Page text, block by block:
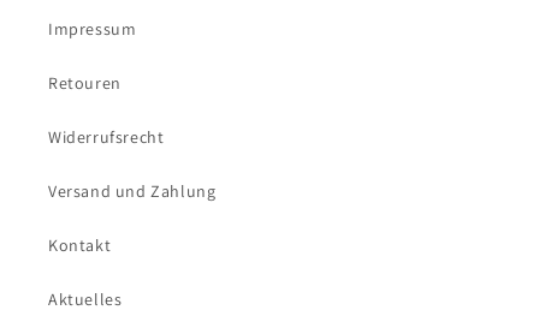
Impressum
Retouren
Widerrufsrecht
Versand und Zahlung
Kontakt
Aktuelles